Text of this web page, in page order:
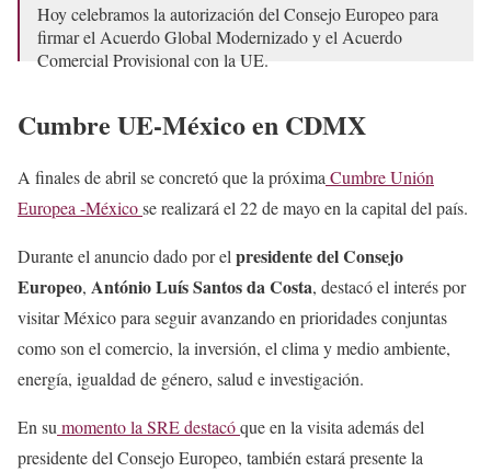
Hoy celebramos la autorización del Consejo Europeo para
firmar el Acuerdo Global Modernizado y el Acuerdo
Comercial Provisional con la UE.
nuevas…https://t.co/E74SlmlTGq
— Roberto Velasco Álvarez (@r_velascoa) May 11, 2026
Cumbre UE-México en CDMX
A finales de abril se concretó que la próxima Cumbre Unión
Europea -Méxicose realizará el 22 de mayo en la capital del país.
Durante el anuncio dado por el presidente del Consejo
Europeo, António Luís Santos da Costa, destacó el interés por
visitar México para seguir avanzando en prioridades conjuntas
como son el comercio, la inversión, el clima y medio ambiente,
energía, igualdad de género, salud e investigación.
En su momento la SRE destacóque en la visita además del
presidente del Consejo Europeo, también estará presente la